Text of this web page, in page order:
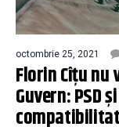
octombrie 25, 2021
Florin Cîțu
Guvern: PSD